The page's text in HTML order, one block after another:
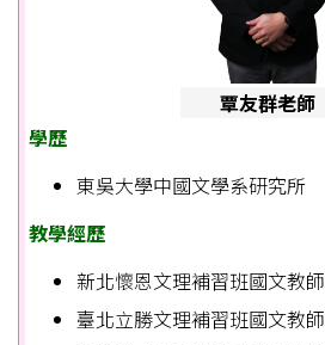
覃友群老師
學歷
東吳大學中國文學系研究所
教學經歷
新北懷恩文理補習班國文教師
臺北立勝文理補習班國文教師